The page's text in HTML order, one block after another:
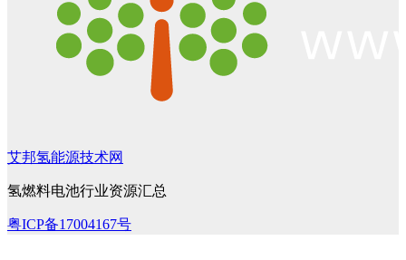
艾邦氢能源技术网
氢燃料电池行业资源汇总
粤ICP备17004167号